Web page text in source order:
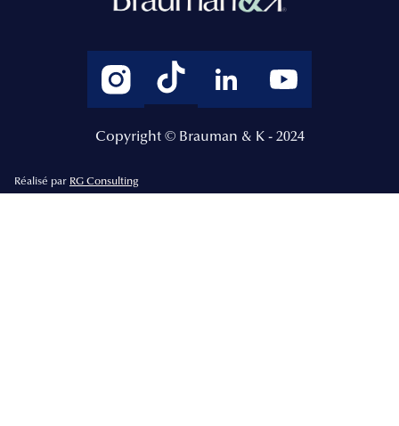
Copyright © Brauman & K - 2024
Réalisé par RG Consulting